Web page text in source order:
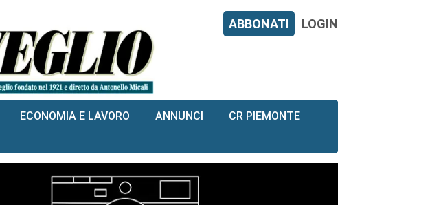
ABBONATI LOGIN
ECONOMIA E LAVORO ANNUNCI CR PIEMONTE